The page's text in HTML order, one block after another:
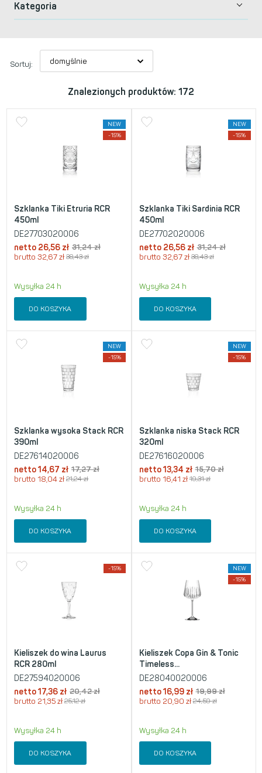
Kategoria
Sortuj:
Znalezionych produktów: 172
NEW
-15%
Szklanka Tiki Etruria RCR
450ml
DE27703020006
netto 26,56 zł 31,24zł
brutto 32,67 zł 38,43zł
Wysyłka 24 h
DO KOSZYKA
NEW
-15%
Szklanka Tiki Sardinia RCR
450ml
DE27702020006
netto 26,56 zł 31,24zł
brutto 32,67 zł 38,43zł
Wysyłka 24 h
DO KOSZYKA
NEW
-15%
Szklanka wysoka Stack RCR
390ml
DE27614020006
netto14,67 zł 17,27zł
brutto 18,04 zł 21,24zł
Wysyłka 24 h
DO KOSZYKA
NEW
-15%
Szklanka niska Stack RCR
320ml
DE27616020006
netto 13,34 zł 15,70zł
brutto 16,41 zł 19,31zł
Wysyłka 24 h
DO KOSZYKA
-15%
Kieliszek do wina Laurus
RCR 280ml
DE27594020006
netto17,36 zł 20,42zł
brutto 21,35 zł 25,12zł
Wysyłka 24 h
DO KOSZYKA
NEW
-15%
Kieliszek Copa Gin & Tonic
Timeless...
DE28040020006
netto 16,99 zł 19,99zł
brutto 20,90 zł 24,59zł
Wysyłka 24 h
DO KOSZYKA